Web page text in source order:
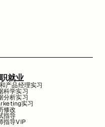
就业
产品经理实习
科学实习
分析实习
实习
修改
指导
指导VIP